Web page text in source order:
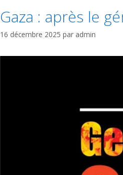
Gaza : après le
16 décembre 2025 par admin